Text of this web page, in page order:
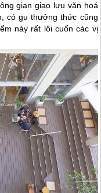
gian giao lưu văn hoá
có gu thưởng thức cũng
này rất lôi cuốn các vị